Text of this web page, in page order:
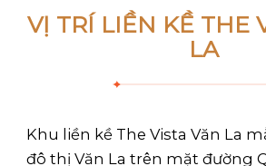
VỊ TRÍ LIỀN KỀ THE
LA
Khu liền kề The Vista Văn La
đô thị Văn La trên mặt đường